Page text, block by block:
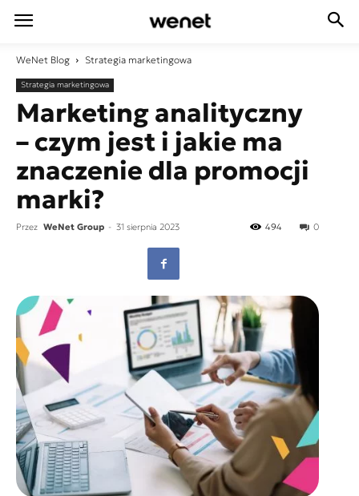
WeNet Blog Strategia marketingowa
Strategia marketingowa
Marketing analityczny
– czym jest i jakie ma
znaczenie dla promocji
marki?
Przez WeNet Group - 31 sierpnia 2023 0
494